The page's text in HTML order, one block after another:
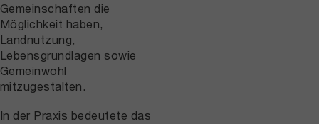
Gemeinschaften die
Möglichkeit haben,
Landnutzung,
Lebensgrundlagen sowie
Gemeinwohl
mitzugestalten.
In der Praxis bedeutete das